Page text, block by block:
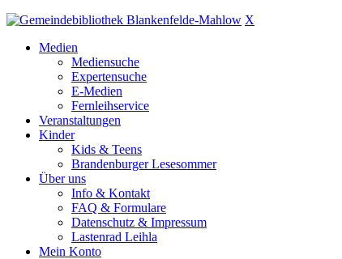
X
Medien
Mediensuche
Expertensuche
E-Medien
Fernleihservice
Veranstaltungen
Kinder
Kids & Teens
Brandenburger Lesesommer
Über uns
Info & Kontakt
FAQ & Formulare
Datenschutz & Impressum
Lastenrad Leihla
Mein Konto